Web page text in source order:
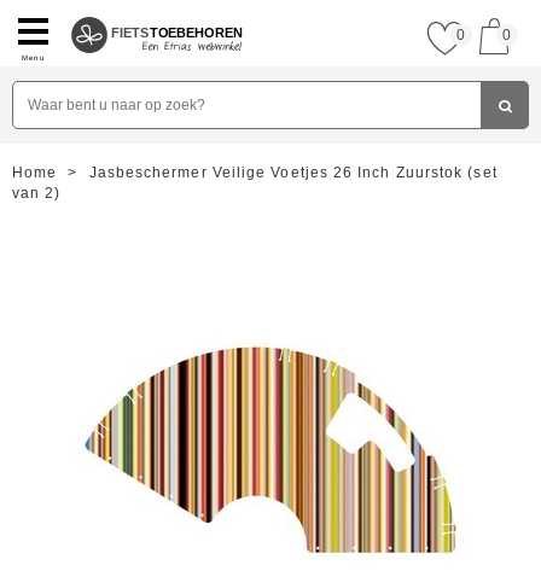
Menu
FIETSTOEBEHOREN 0 0
Home >
Jasbeschermer Veilige Voetjes 26 Inch Zuurstok (set
van 2)